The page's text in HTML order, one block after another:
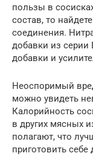
пользы в
состав, то
соединения.
добавки из серии
добавки и
Неоспоримый
можно увидеть
Калорийность
в других мясных
полагают, что
приготовить